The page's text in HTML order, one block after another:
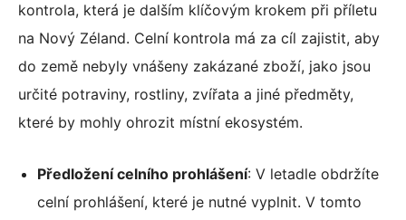
kontrola, která je dalším klíčovým krokem při příletu
na Nový Zéland. Celní kontrola má za cíl zajistit, aby
do země nebyly vnášeny zakázané zboží, jako jsou
určité potraviny, rostliny, zvířata a jiné předměty,
které by mohly ohrozit místní ekosystém.
Předložení celního prohlášení: V letadle obdržíte
celní prohlášení, které je nutné vyplnit. V tomto